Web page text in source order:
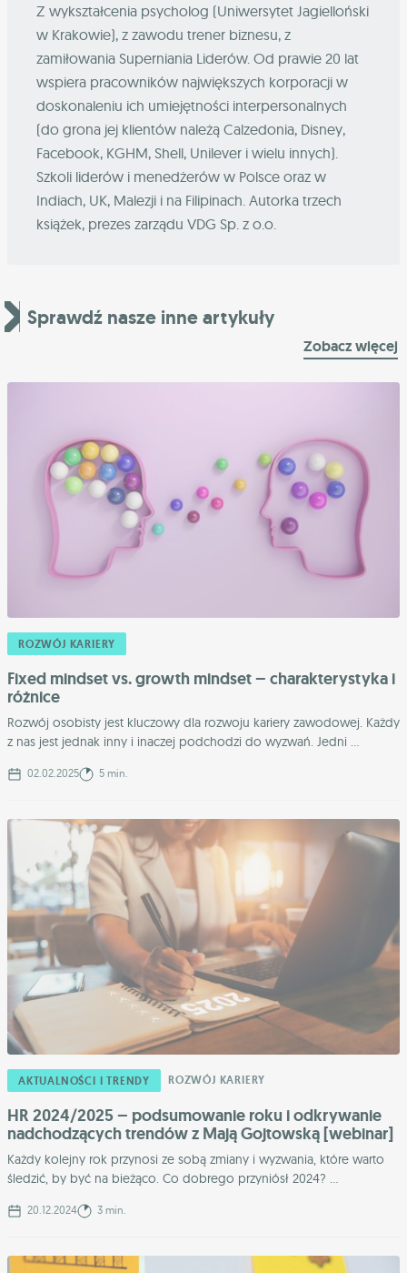
Z wykształcenia psycholog (Uniwersytet Jagielloński
w Krakowie), z zawodu trener biznesu, z
zamiłowania Superniania Liderów. Od prawie 20 lat
wspiera pracowników największych korporacji w
doskonaleniu ich umiejętności interpersonalnych
(do grona jej klientów należą Calzedonia, Disney,
Facebook, KGHM, Shell, Unilever i wielu innych).
Szkoli liderów i menedżerów w Polsce oraz w
Indiach, UK, Malezji i na Filipinach. Autorka trzech
książek, prezes zarządu VDG Sp. z o.o.
Sprawdź nasze inne artykuły
Zobacz więcej
ROZWÓJ KARIERY
Fixed mindset vs. growth mindset – charakterystyka i
różnice
Rozwój osobisty jest kluczowy dla rozwoju kariery zawodowej. Każdy
z nas jest jednak inny i inaczej podchodzi do wyzwań. Jedni ...
02.02.2025 5 min.
AKTUALNOŚCI I TRENDY ROZWÓJ KARIERY
HR 2024/2025 – podsumowanie roku i odkrywanie
nadchodzących trendów z Mają Gojtowską [webinar]
Każdy kolejny rok przynosi ze sobą zmiany i wyzwania, które warto
śledzić, by być na bieżąco. Co dobrego przyniósł 2024? ...
20.12.2024 3 min.